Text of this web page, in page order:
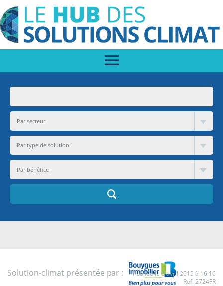
Solution-climat présentée par :
Publiée le 8 avril 2015 à 16:16
Ref. 2724FR